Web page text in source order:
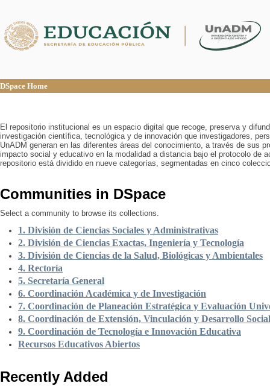
DSpace Home
El repositorio institucional es un espacio digital que recoge, preserva y
investigación científica, tecnológica y de innovación que investigadores,
UnADM generan en las diferentes áreas del conocimiento, a través de sus
impacto social y educativo en la modalidad a distancia bajo el protocolo de
repositorio está dividido en nueve categorías, segmentadas en cinco
Communities in DSpace
Select a community to browse its collections.
1. División de Ciencias Sociales y Administrativas
2. División de Ciencias Exactas, Ingeniería y Tecnología
3. División de Ciencias de la Salud, Biológicas y Ambientales
4. Rectoría
5. Secretaría General
6. Coordinación Académica y de Investigación
7. Coordinación de Planeación Estratégica y Evaluación
8. Coordinación de Extensión, Vinculación y Desarrollo Social
9. Coordinación de Tecnología e Innovación Educativa
Recursos Educativos Abiertos
Recently Added